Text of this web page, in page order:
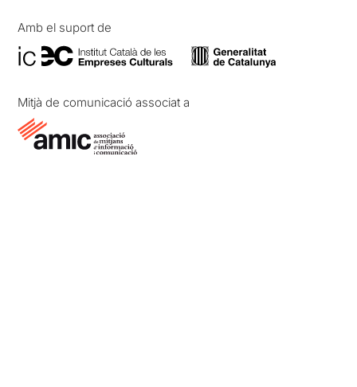
Amb el suport de
Mitjà de comunicació associat a